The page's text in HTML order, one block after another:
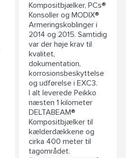
Kompositbjælker, PCs®
Konsoller og MODIX®
Armeringskoblinger i
2014 og 2015. Samtidig
var der høje krav til
kvalitet,
dokumentation,
korrosionsbeskyttelse
og udførelse i EXC3.
I alt leverede Peikko
næsten 1 kilometer
DELTABEAM®
Kompositbjælker til
kælderdækkene og
cirka 400 meter til
tagområdet.